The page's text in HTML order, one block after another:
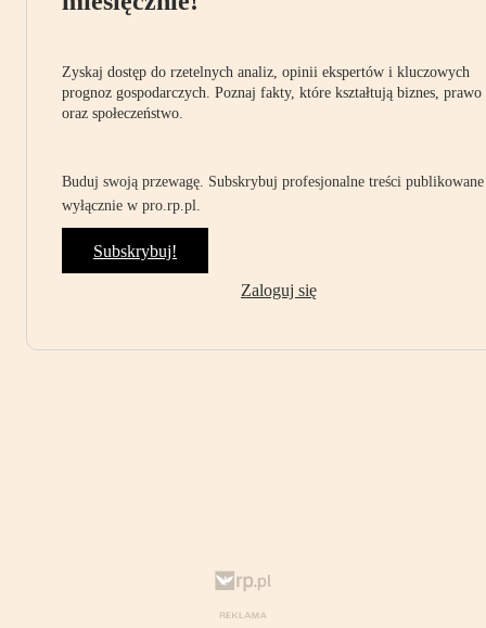
Zyskaj dostęp do rzetelnych analiz, opinii ekspertów i kluczowych
prognoz gospodarczych. Poznaj fakty, które kształtują biznes, prawo
oraz społeczeństwo.
Buduj swoją przewagę. Subskrybuj profesjonalne treści publikowane
wyłącznie w pro.rp.pl.
Subskrybuj!
Zaloguj się